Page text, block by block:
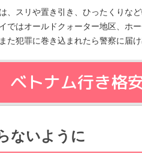
、スリや置き引き、ひったくりな
ではオールドクォーター地区、ホ
た犯罪に巻き込まれたら警察に届
ベトナム行き格
ないように